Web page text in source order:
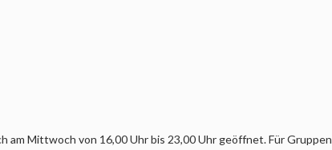
Mittwoch von 16,00 Uhr bis 23,00 Uhr geöffnet. Für Gruppen